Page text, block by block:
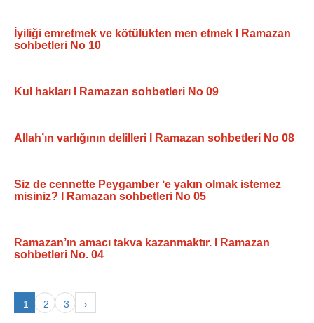
İyiliği emretmek ve kötülükten men etmek I Ramazan
sohbetleri No 10
Kul hakları I Ramazan sohbetleri No 09
Allah’ın varlığının delilleri I Ramazan sohbetleri No 08
Siz de cennette Peygamber ‘e yakın olmak istemez
misiniz? I Ramazan sohbetleri No 05
Ramazan’ın amacı takva kazanmaktır. I Ramazan
sohbetleri No. 04
1 2 3 ›